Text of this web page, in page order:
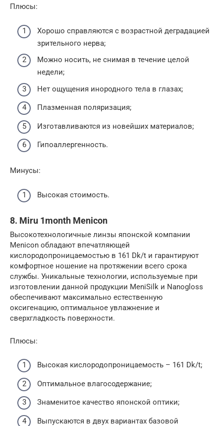
Плюсы:
Хорошо справляются с возрастной деградацией
зрительного нерва;
Можно носить, не снимая в течение целой
недели;
Нет ощущения инородного тела в глазах;
Плазменная поляризация;
Изготавливаются из новейших материалов;
Гипоаллергенность.
Минусы:
Высокая стоимость.
8. Miru 1month Menicon
Высокотехнологичные линзы японской компании
Menicon обладают впечатляющей
кислородопроницаемостью в 161 Dk/t и гарантируют
комфортное ношение на протяжении всего срока
службы. Уникальные технологии, используемые при
изготовлении данной продукции MeniSilk и Nanogloss
обеспечивают максимально естественную
оксигенацию, оптимальное увлажнение и
сверхгладкость поверхности.
Плюсы:
Высокая кислородопроницаемость – 161 Dk/t;
Оптимальное влагосодержание;
Знаменитое качество японской оптики;
Выпускаются в двух вариантах базовой